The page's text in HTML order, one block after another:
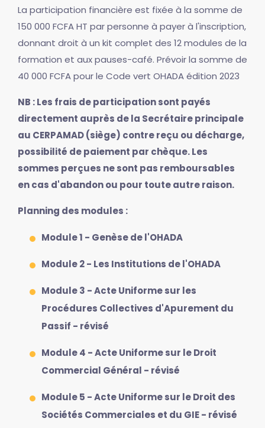
La participation financière est fixée à la somme de
150 000 FCFA HT par personne à payer à l'inscription,
donnant droit à un kit complet des 12 modules de la
formation et aux pauses-café. Prévoir la somme de
40 000 FCFA pour le Code vert OHADA édition 2023
NB : Les frais de participation sont payés
directement auprès de la Secrétaire principale
au CERPAMAD (siège) contre reçu ou décharge,
possibilité de paiement par chèque. Les
sommes perçues ne sont pas remboursables
en cas d'abandon ou pour toute autre raison.
Planning des modules :
Module 1 - Genèse de l'OHADA
Module 2 - Les Institutions de l'OHADA
Module 3 - Acte Uniforme sur les
Procédures Collectives d'Apurement du
Passif - révisé
Module 4 - Acte Uniforme sur le Droit
Commercial Général - révisé
Module 5 - Acte Uniforme sur le Droit des
Sociétés Commerciales et du GIE - révisé